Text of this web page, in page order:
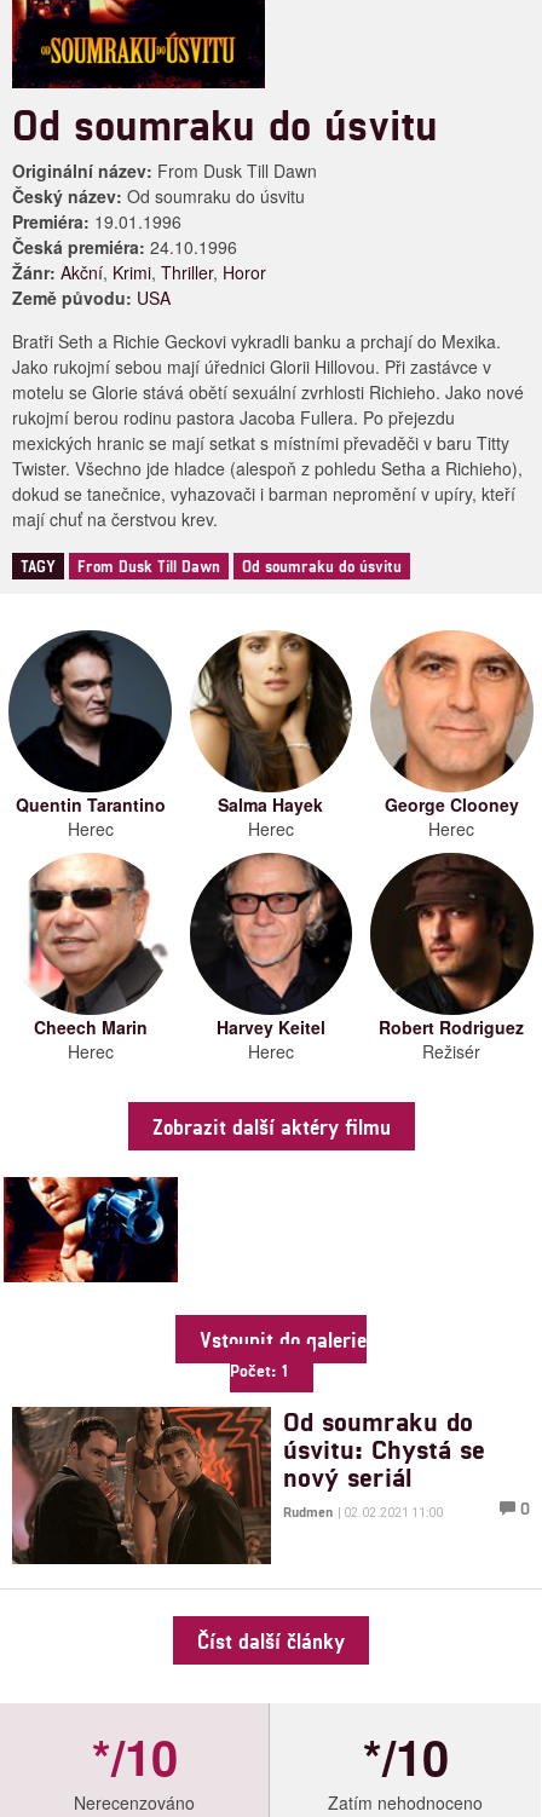
Od soumraku do úsvitu
Originální název: From Dusk Till Dawn
Český název: Od soumraku do úsvitu
Premiéra: 19.01.1996
Česká premiéra: 24.10.1996
Žánr: Akční, Krimi, Thriller, Horor
Země původu: USA
Bratři Seth a Richie Geckovi vykradli banku a prchají do Mexika.
Jako rukojmí sebou mají úřednici Glorii Hillovou. Při zastávce v
motelu se Glorie stává obětí sexuální zvrhlosti Richieho. Jako nové
rukojmí berou rodinu pastora Jacoba Fullera. Po přejezdu
mexických hranic se mají setkat s místními převaděči v baru Titty
Twister. Všechno jde hladce (alespoň z pohledu Setha a Richieho),
dokud se tanečnice, vyhazovači i barman nepromění v upíry, kteří
mají chuť na čerstvou krev.
TAGY From Dusk Till Dawn Od soumraku do úsvitu
Quentin Tarantino
Herec
Salma Hayek
Herec
George Clooney
Herec
Cheech Marin
Herec
Harvey Keitel
Herec
Robert Rodriguez
Režisér
Zobrazit další aktéry filmu
Vstoupit do galerie
Počet: 1
Od soumraku do
úsvitu: Chystá se
nový seriál
Rudmen | 02.02.2021 11:00 0
Číst další články
*/10
Nerecenzováno
*/10
Zatím nehodnoceno